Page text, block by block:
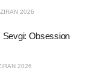
2026
Sevgi: Obsession
2026